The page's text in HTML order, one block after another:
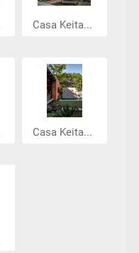
Casa Keita...
Casa Keita...